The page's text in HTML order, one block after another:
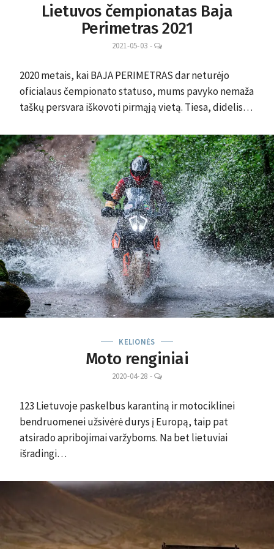
Lietuvos čempionatas Baja
Perimetras 2021
2021-05-03 -
LEAVE
2020 metais, kai BAJA PERIMETRAS dar neturėjo
oficialaus čempionato statuso, mums pavyko nemaža
taškų persvara iškovoti pirmąją vietą. Tiesa, didelis…
KELIONĖS
Moto renginiai
2020-04-28 -
LEAVE
123 Lietuvoje paskelbus karantiną ir motociklinei
bendruomenei užsivėrė durys į Europą, taip pat
atsirado apribojimai varžyboms. Na bet lietuviai
išradingi…